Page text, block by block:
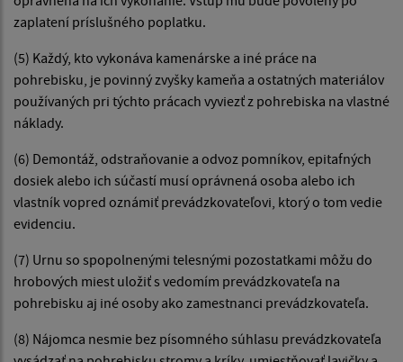
zaplatení príslušného poplatku.
(5) Každý, kto vykonáva kamenárske a iné práce na
pohrebisku, je povinný zvyšky kameňa a ostatných materiálov
používaných pri týchto prácach vyviezť z pohrebiska na vlastné
náklady.
(6) Demontáž, odstraňovanie a odvoz pomníkov, epitafných
dosiek alebo ich súčastí musí oprávnená osoba alebo ich
vlastník vopred oznámiť prevádzkovateľovi, ktorý o tom vedie
evidenciu.
(7) Urnu so spopolnenými telesnými pozostatkami môžu do
hrobových miest uložiť s vedomím prevádzkovateľa na
pohrebisku aj iné osoby ako zamestnanci prevádzkovateľa.
(8) Nájomca nesmie bez písomného súhlasu prevádzkovateľa